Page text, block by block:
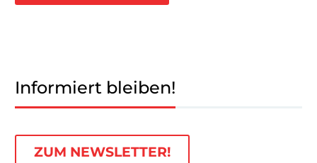
Informiert bleiben!
ZUM NEWSLETTER!